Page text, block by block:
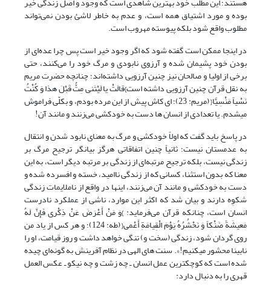
بوده و مورد اشتیاق همه است، و عدم به خاطر لاشئ بودن نمی‌تواند
مطلوب واقع شود بلکه پیوسته مهروب است.
در این‎جا ممکن است گفته شود که اگر وجود خیر است پس چرا عده‌ای از
بودن خود پشیمان شده و آرزوی نابودی و مرگ خود را می‌کنند، حتی
برخی از اولیا و صالحان نیز چنین آرزویی داشته‌اند؛ چنانچه حضرت مریم
به نقل قرآن چنین آرزویی داشته است}قالَتْ یا لَیْتَنی‏ مِتُّ قَبْلَ هذا وَ کُنْتُ
نَسْیاً مَنْسِیًّا{ (مریم: 23)؛ اى کاش پیش از این مرده بودم، و بکلّى فراموش
مى‏شدم. یا تعدادی از انسان ها دست به خودکشی می‌زنند و مانند آن!
در پاسخ باید گفت که اولاً خودکشی و مرگ به معنای نابود شدن و انتقال
به عدمستان نیست؛ ثانیاً چنین اتفاقاتی هرگز بیانگر ترجیح مرگ بر
زندگی نیست، بلکه ترجیح مرتبه‌ای از زندگی بر مرتبه دیگر است، به این
معنا که بدون استثنا، کسانی که از زندگی ناامید، خسته و افسرده شده و
دست به خودکشی و مانند آن می‌زنند، اینها در واقع از ناملایمات زندگی
شکوِه دارند و بیان شد که اکثر این موارد، ناشی از عملکرد نادرست
انسان است، چنانکه قرآن می‌فرماید: }وَ مَنْ أَعْرَضَ عَنْ ذِکْری فَإِنَّ لَهُ
مَعیشَةً ضَنْکاً وَ نَحْشُرُهُ یَوْمَ الْقِیامَةِ أَعْمى‏{ (طه: 124)؛ و هر کس از یاد من
روى گردان شود، زندگى (سخت و) تنگى خواهد داشت و روز قیامت، او را
نابینا محشور مى‏کنیم!». سنت های الهی در نظام آفرینش به گونه‌ای چیده
شده است که کوچکترین عمل انسان ـ چه زشت و چه نیکو ـ عکس العمل
قهری را به دنبال دارد: